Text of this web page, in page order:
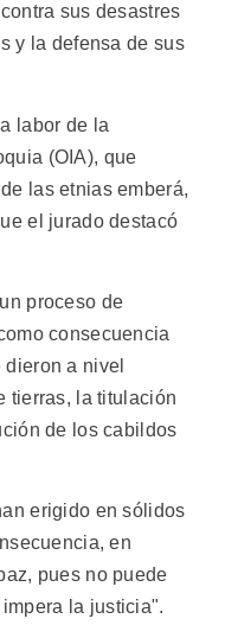
sus desastres
y la defensa de sus
labor de la
(OIA), que
las etnias emberá,
el jurado destacó
proceso de
consecuencia
a nivel
tierras, la titulación
de los cabildos
erigido en sólidos
en
pues no puede
la justicia".